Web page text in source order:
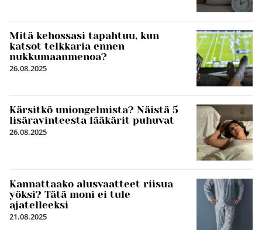
Mitä kehossasi tapahtuu, kun
katsot telkkaria ennen
nukkumaanmenoa?
26.08.2025
Kärsitkö uniongelmista? Näistä 5
lisäravinteesta lääkärit puhuvat
26.08.2025
Kannattaako alusvaatteet riisua
yöksi? Tätä moni ei tule
ajatelleeksi
21.08.2025